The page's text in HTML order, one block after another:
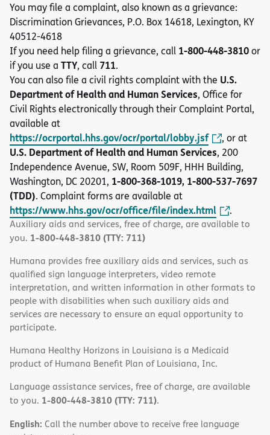
You may file a complaint, also known as a grievance:
Discrimination Grievances, P.O. Box 14618, Lexington, KY
40512-4618
If you need help filing a grievance, call 1-800-448-3810or
if you use a TTY, call 711.
You can also file a civil rights complaint with the U.S.
Department of Health and Human Services, Office for
Civil Rights electronically through their Complaint Portal,
available at
https://ocrportal.hhs.gov/ocr/portal/lobby.jsf , or at
U.S. Department of Health and Human Services, 200
Independence Avenue, SW, Room 509F, HHH Building,
Washington, DC 20201, 1-800-368-1019, 1-800-537-7697
(TDD). Complaint forms are available at
https://www.hhs.gov/ocr/office/file/index.html .
Auxiliary aids and services, free of charge, are available to
you. 1-800-448-3810 (TTY: 711)
Humana provides free auxiliary aids and services, such as
qualified sign language interpreters, video remote
interpretation, and written information in other formats to
people with disabilities when such auxiliary aids and
services are necessary to ensure an equal opportunity to
participate.
Humana Healthy Horizons in Louisiana is a Medicaid
product of Humana Benefit Plan of Louisiana, Inc.
Language assistance services, free of charge, are available
to you. 1-800-448-3810 (TTY: 711).
English: Call the number above to receive free language